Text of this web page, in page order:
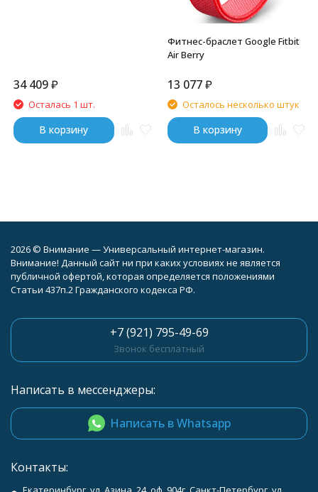
34 409₽
Осталась 1 шт.
В корзину
Фитнес-браслет Google Fitbit
Air Berry
13 077 ₽
Осталось несколько штук
В корзину
2026 © Внимание — Универсальный интернет-магазин.
Внимание! Данный сайт ни при каких условиях не является
публичной офертой, которая определяется положениями
Статьи 437п.2 Гражданского кодекса РФ.
+7 (921) 795-49-69
Звонок бесплатный
Написать в мессенджеры:
Написать в Whatsapp
Контакты: